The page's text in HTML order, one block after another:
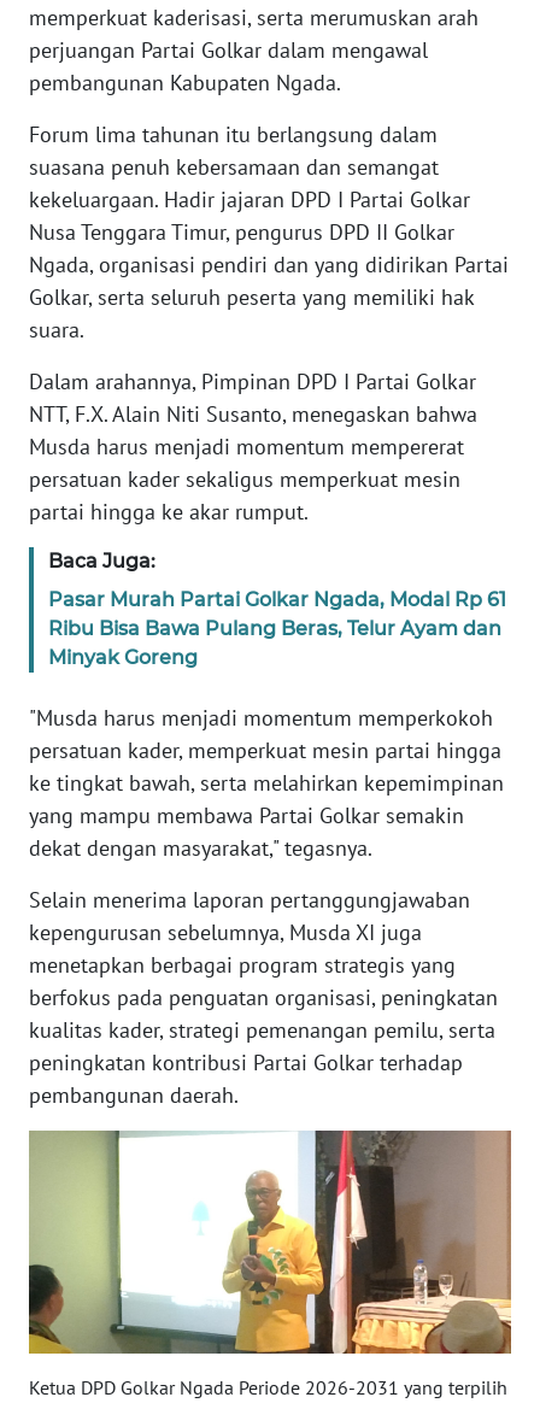
memperkuat kaderisasi, serta merumuskan arah
perjuangan Partai Golkar dalam mengawal
pembangunan Kabupaten Ngada.
Forum lima tahunan itu berlangsung dalam
suasana penuh kebersamaan dan semangat
kekeluargaan. Hadir jajaran DPD I Partai Golkar
Nusa Tenggara Timur, pengurus DPD II Golkar
Ngada, organisasi pendiri dan yang didirikan Partai
Golkar, serta seluruh peserta yang memiliki hak
suara.
Dalam arahannya, Pimpinan DPD I Partai Golkar
NTT, F.X. Alain Niti Susanto, menegaskan bahwa
Musda harus menjadi momentum mempererat
persatuan kader sekaligus memperkuat mesin
partai hingga ke akar rumput.
Baca Juga:
Pasar Murah Partai Golkar Ngada, Modal Rp 61
Ribu Bisa Bawa Pulang Beras, Telur Ayam dan
Minyak Goreng
"Musda harus menjadi momentum memperkokoh
persatuan kader, memperkuat mesin partai hingga
ke tingkat bawah, serta melahirkan kepemimpinan
yang mampu membawa Partai Golkar semakin
dekat dengan masyarakat," tegasnya.
Selain menerima laporan pertanggungjawaban
kepengurusan sebelumnya, Musda XI juga
menetapkan berbagai program strategis yang
berfokus pada penguatan organisasi, peningkatan
kualitas kader, strategi pemenangan pemilu, serta
peningkatan kontribusi Partai Golkar terhadap
pembangunan daerah.
Ketua DPD Golkar Ngada Periode 2026-2031 yang terpilih
WN
NTT
KEPRI
WN
PAPUA
WN
PAPUA
BARAT
RIAU
WN
SERAMBI
JAMBI
WN
WN
NTB
WN
WN
SULBAR
WN
BABEL
BENGKULU
WN